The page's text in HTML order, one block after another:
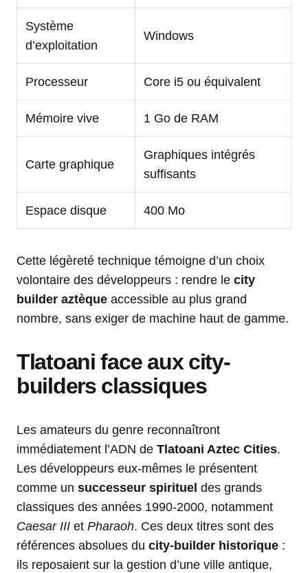
Système
d’exploitation
Windows
Processeur Core i5 ou équivalent
Mémoire vive 1 Go de RAM
Carte graphique
Graphiques intégrés
suffisants
Espace disque 400 Mo
Cette légèreté technique témoigne d’un choix
volontaire des développeurs : rendre le city
builder aztèque accessible au plus grand
nombre, sans exiger de machine haut de gamme.
Tlatoani face aux city-
builders classiques
Les amateurs du genre reconnaîtront
immédiatement l’ADN de Tlatoani Aztec Cities.
Les développeurs eux-mêmes le présentent
comme un successeur spirituel des grands
classiques des années 1990-2000, notamment
Caesar III et Pharaoh. Ces deux titres sont des
références absolues du city-builder historique :
ils reposaient sur la gestion d’une ville antique,